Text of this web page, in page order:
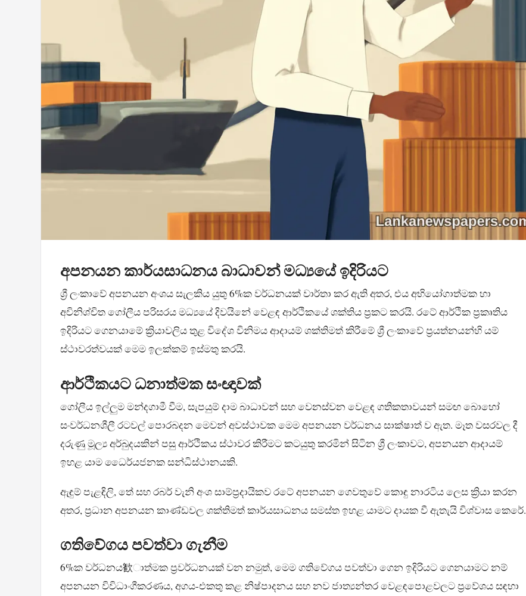
අපනයන කාර්යසාධනය බාධාවන් මධ්‍යයේ ඉදිරියට
ශ්‍රී ලංකාවේ අපනයන අංශය සැලකිය යුතු 6%ක වර්ධනයක් වාර්තා කර ඇති අතර, එය අභියෝගාත්මක හා
අවිනිශ්චිත ගෝලීය පරිසරය මධ්‍යයේ දිවයිනේ වෙළඳ ආර්ථිකයේ ශක්තිය ප්‍රකට කරයි. රටේ ආර්ථික ප්‍රකෘතිය
ඉදිරියට ගෙනයාමේ ක්‍රියාවලිය තුළ විදේශ විනිමය ආදායම් ශක්තිමත් කිරීමේ ශ්‍රී ලංකාවේ ප්‍රයත්නයන්හි යම්
ස්ථාවරත්වයක් මෙම ඉලක්කම් ඉස්මතු කරයි.
ආර්ථිකයට ධනාත්මක සං‍ඥාවක්
ගෝලීය ඉල්ලුම මන්දගාමී වීම, සැපයුම් දාම බාධාවන් සහ වෙනස්වන වෙළඳ ගතිකතාවයන් සමඟ බොහෝ
සංවර්ධනශීලී රටවල් පොරබදන මෙවන් අවස්ථාවක මෙම අපනයන වර්ධනය සාක්ෂාත් ව ඇත. මෑත වසරවල දී
දරුණු මූල්‍ය අර්බුදයකින් පසු ආර්ථිකය ස්ථාවර කිරීමට කටයුතු කරමින් සිටින ශ්‍රී ලංකාවට, අපනයන ආදායම්
ඉහළ යාම ධෛර්යජනක සන්ධිස්ථානයකි.
ඇඳුම් පැළඳිලි, තේ සහ රබර් වැනි අංශ සාම්ප්‍රදායිකව රටේ අපනයන ගෙවතුවේ කොඳු නාරටිය ලෙස ක්‍රියා කරන
අතර, ප්‍රධාන අපනයන කාණ්ඩවල ශක්තිමත් කාර්යසාධනය සමස්ත ඉහළ යාමට දායක වී ඇතැයි විශ්වාස කෙරේ.
ගතිවේගය පවත්වා ගැනීම
6%ක වර්ධනය歓ාත්මක ප්‍රවර්ධනයක් වන නමුත්, මෙම ගතිවේගය පවත්වා ගෙන ඉදිරියට ගෙනයාමට නම්
අපනයන විවිධාංගීකරණය, අගය-එකතු කළ නිෂ්පාදනය සහ නව ජාත්‍යන්තර වෙළඳපොළවලට ප්‍රවේශය සඳහා